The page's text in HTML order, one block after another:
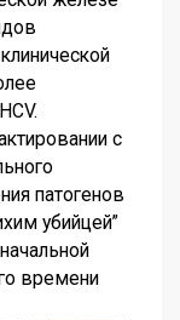
с
патогенов
убийцей”
времени